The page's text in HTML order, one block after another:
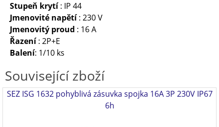
Stupeň krytí : IP 44
Jmenovité napětí: 230 V
Jmenovitý proud : 16 A
Řazení: 2P+E
Balení: 1/10 ks
Související zboží
SEZ ISG 1632 pohyblivá zásuvka spojka 16A 3P 230V IP67
6h